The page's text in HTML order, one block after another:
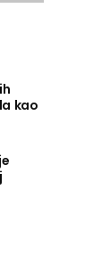
kao